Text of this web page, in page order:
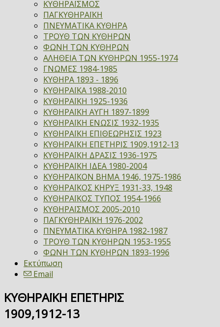
ΚΥΘΗΡΑΪΣΜΟΣ
ΠΑΓΚΥΘΗΡΑΪΚΗ
ΠΝΕΥΜΑΤΙΚΑ ΚΥΘΗΡΑ
ΤΡΟΥΘ ΤΩΝ ΚΥΘΗΡΩΝ
ΦΩΝΗ ΤΩΝ ΚΥΘΗΡΩΝ
ΑΛΗΘΕΙΑ ΤΩΝ ΚΥΘΗΡΩΝ 1955-1974
ΓΝΩΜΕΣ 1984-1985
ΚΥΘΗΡΑ 1893 - 1896
ΚΥΘΗΡΑΪΚΑ 1988-2010
ΚΥΘΗΡΑΪΚΗ 1925-1936
ΚΥΘΗΡΑΪΚΗ ΑΥΓΗ 1897-1899
ΚΥΘΗΡΑΪΚΗ ΕΝΩΣΙΣ 1932-1935
ΚΥΘΗΡΑΪΚΗ ΕΠΙΘΕΩΡΗΣΙΣ 1923
ΚΥΘΗΡΑΪΚΗ ΕΠΕΤΗΡΙΣ 1909,1912-13
ΚΥΘΗΡΑΪΚΗ ΔΡΑΣΙΣ 1936-1975
ΚΥΘΗΡΑΪΚΗ ΙΔΕΑ 1980-2004
ΚΥΘΗΡΑΪΚΟΝ ΒΗΜΑ 1946, 1975-1986
ΚΥΘΗΡΑΪΚΟΣ ΚΗΡΥΞ 1931-33, 1948
ΚΥΘΗΡΑΪΚΟΣ ΤΥΠΟΣ 1954-1966
ΚΥΘΗΡΑΪΣΜΟΣ 2005-2010
ΠΑΓΚΥΘΗΡΑΪΚΗ 1976-2002
ΠΝΕΥΜΑΤΙΚΑ ΚΥΘΗΡΑ 1982-1987
ΤΡΟΥΘ ΤΩΝ ΚΥΘΗΡΩΝ 1953-1955
ΦΩΝΗ ΤΩΝ ΚΥΘΗΡΩΝ 1893-1996
Εκτύπωση
Email
ΚΥΘΗΡΑΪΚΗ ΕΠΕΤΗΡΙΣ
1909,1912-13